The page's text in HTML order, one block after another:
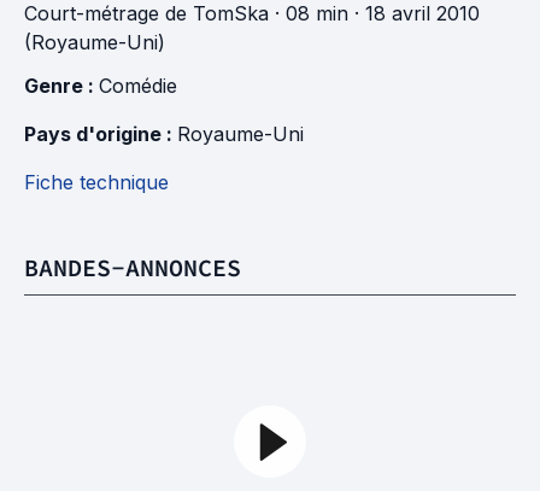
Court-métrage de TomSka · 08 min · 18 avril 2010
(Royaume-Uni)
Genre : Comédie
Pays d'origine : Royaume-Uni
Fiche technique
BANDES-ANNONCES